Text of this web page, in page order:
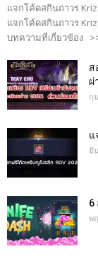
แจกโค้ดสกินถาวร
แจกโค้ดสกินถาวร
บทความที่เกี่ยวข้อง
ส
ผ่
กุ
แ
มี
6
พ